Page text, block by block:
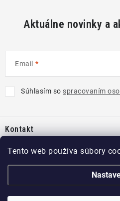
Tento web používa súbory
Aktuálne novinky a
Email
Súhlasím so spracovaním
pKontakt
info@ kcshop.sk
+421 918 725 111
Kategórie
O nás